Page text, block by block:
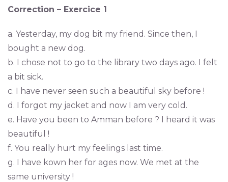
Correction – Exercice 1
a. Yesterday, my dog bit my friend. Since then, I
bought a new dog.
b. I chose not to go to the library two days ago. I felt
a bit sick.
c. I have never seen such a beautiful sky before !
d. I forgot my jacket and now I am very cold.
e. Have you been to Amman before ? I heard it was
beautiful !
f. You really hurt my feelings last time.
g. I have kown her for ages now. We met at the
same university !